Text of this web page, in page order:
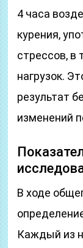
4 часа
курения,
стрессов, в
нагрузок.
результат
изменений
В ходе
Каждый из